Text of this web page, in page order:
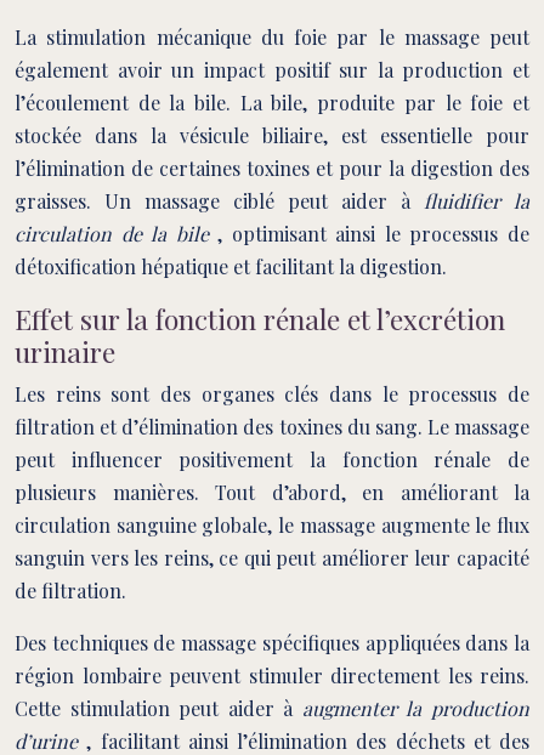
La stimulation mécanique du foie par le massage peut
également avoir un impact positif sur la production et
l’écoulement de la bile. La bile, produite par le foie et
stockée dans la vésicule biliaire, est essentielle pour
l’élimination de certaines toxines et pour la digestion des
graisses. Un massage ciblé peut aider à fluidifier la
circulation de la bile, optimisant ainsi le processus de
détoxification hépatique et facilitant la digestion.
Effet sur la fonction rénale et l’excrétion
urinaire
Les reins sont des organes clés dans le processus de
filtration et d’élimination des toxines du sang. Le massage
peut influencer positivement la fonction rénale de
plusieurs manières. Tout d’abord, en améliorant la
circulation sanguine globale, le massage augmente le flux
sanguin vers les reins, ce qui peut améliorer leur capacité
de filtration.
Des techniques de massage spécifiques appliquées dans la
région lombaire peuvent stimuler directement les reins.
Cette stimulation peut aider à augmenter la production
d’urine, facilitant ainsi l’élimination des déchets et des